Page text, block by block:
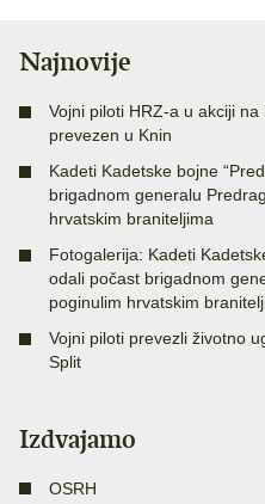
Najnovije
Vojni piloti HRZ-a u akciji
prevezen u Knin
Kadeti Kadetske bojne
brigadnom generalu
hrvatskim braniteljima
Fotogalerija: Kadeti
odali počast brigadnom
poginulim hrvatskim
Vojni piloti prevezli životno
Split
Izdvajamo
OSRH